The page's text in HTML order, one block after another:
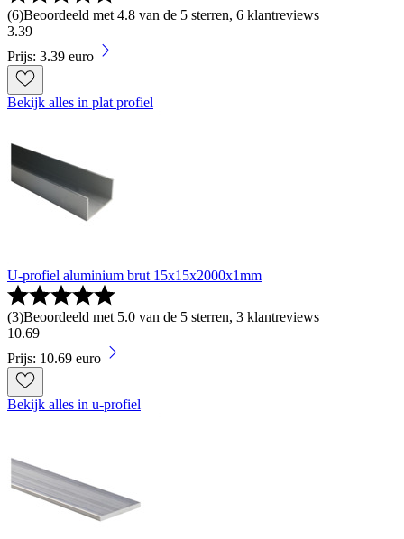
(6)Beoordeeld met 4.8 van de 5 sterren, 6 klantreviews
3.39
Prijs: 3.39 euro
Bekijk alles in plat profiel
U-profiel aluminium brut 15x15x2000x1mm
(3)Beoordeeld met 5.0 van de 5 sterren, 3 klantreviews
10.69
Prijs: 10.69 euro
Bekijk alles in u-profiel